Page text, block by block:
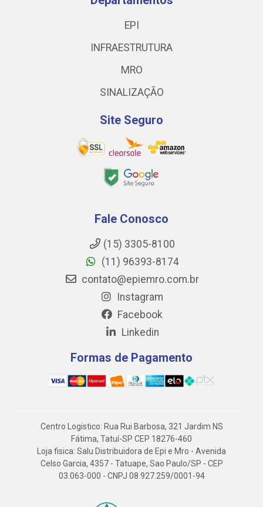
EPI
INFRAESTRUTURA
MRO
SINALIZAÇÃO
Site Seguro
Fale Conosco
(15) 3305-8100
(11) 96393-8174
contato@epiemro.com.br
Instagram
Facebook
Linkedin
Formas de Pagamento
Centro Logistico: Rua Rui Barbosa, 321 Jardim NS
Fátima, Tatuí-SP CEP 18276-460
Loja fisica: Salu Distribuidora de Epi e Mro - Avenida
Celso Garcia, 4357 - Tatuape, Sao Paulo/SP - CEP
03.063-000 - CNPJ 08.927.259/0001-94